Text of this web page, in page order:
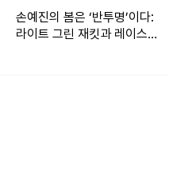
녀다운 발랄한 매력을 뽐내
자연스러운 분위기만으로
손예진의 봄은 ‘반투명’이다:
라이트 그린 재킷과 레이스